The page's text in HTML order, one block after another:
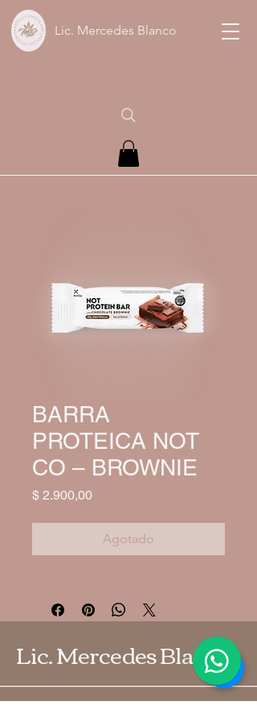
Lic. Mercedes Blanco
BARRA
PROTEICA NOT
CO – BROWNIE
$ 2.900,00Precio
Agotado
Lic. Mercedes Blanco